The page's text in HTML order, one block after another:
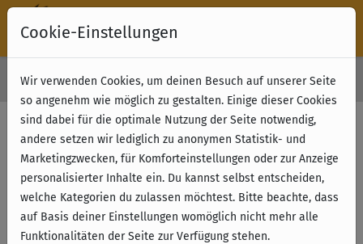
Kostenloser Versand & Retoure ab 49 € (innerhalb Deutschlands)
Cookie-Einstellungen
Wir verwenden Cookies, um deinen Besuch auf unserer Seite
so angenehm wie möglich zu gestalten. Einige dieser Cookies
sind dabei für die optimale Nutzung der Seite notwendig,
andere setzen wir lediglich zu anonymen Statistik- und
Marketingzwecken, für Komforteinstellungen oder zur Anzeige
personalisierter Inhalte ein. Du kannst selbst entscheiden,
welche Kategorien du zulassen möchtest. Bitte beachte, dass
auf Basis deiner Einstellungen womöglich nicht mehr alle
Funktionalitäten der Seite zur Verfügung stehen.